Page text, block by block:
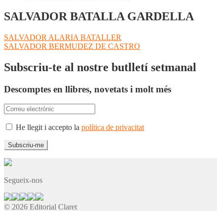
SALVADOR BATALLA GARDELLA
Navegació
d'entrades
Entrada
anterior:
SALVADOR ALARIA BATALLER
Pròxima
SALVADOR BERMUDEZ DE CASTRO
Subscriu-te al nostre butlletí setmanal
Descomptes en llibres, novetats i molt més
He llegit i accepto la política de privacitat
Segueix-nos
© 2026 Editorial Claret